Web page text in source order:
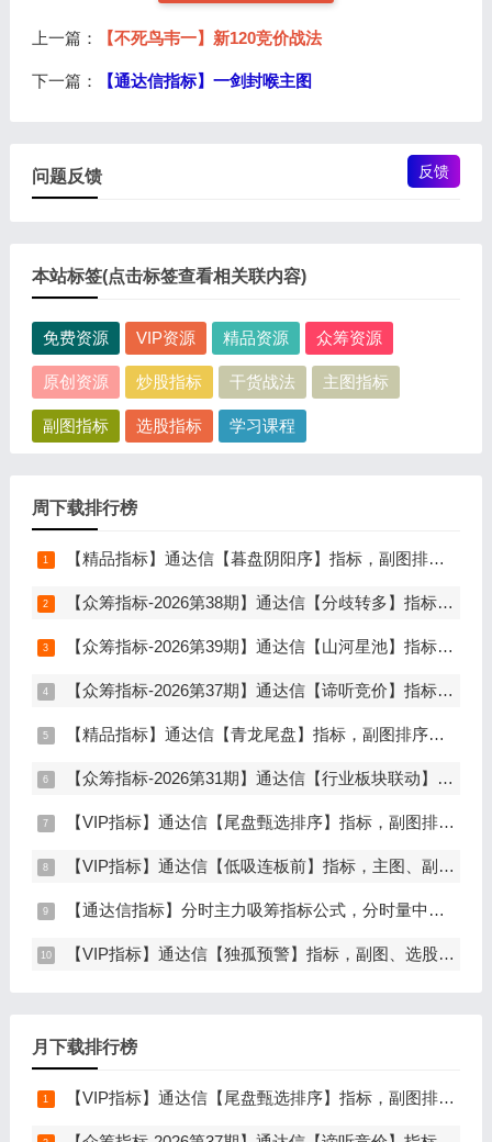
上一篇： 【不死鸟韦一】新120竞价战法
下一篇： 【通达信指标】一剑封喉主图
问题反馈 反馈
本站标签(点击标签查看相关联内容)
免费资源 VIP资源 精品资源 众筹资源
原创资源 炒股指标 干货战法 主图指标
副图指标 选股指标 学习课程
周下载排行榜
【精品指标】通达信【暮盘阴阳序】指标，副图排序，尾盘选股，电脑版量化辅助工具，尾盘排序，信号全天不变，仅限电脑通达信使用
【众筹指标-2026第38期】通达信【分歧转多】指标，主图、副图、选股，首板分歧低吸二波行情，信号少，胜率高，手机电脑通达信通用
【众筹指标-2026第39期】通达信【山河星池】指标，主图、副图、选股，中短线趋势拐点与量能异动突破，信号少而精，手机电脑通达信通用
【众筹指标-2026第37期】通达信【谛听竞价】指标，副图排序、选股，原价5980元的早盘竞价指标，可回测历史数据，信号全天不变，开放源码可永久使用，手机电脑通达信通用
【精品指标】通达信【青龙尾盘】指标，副图排序，分时主图，排序潜伏，次日套利，信号可回看，超短策略，仅限电脑通达信使用
【众筹指标-2026第31期】通达信【行业板块联动】指标，主图、选股，精准捕捉板块行情，分清龙头补涨规避回落，无未来函数，仅支持电脑通达信
【VIP指标】通达信【尾盘甄选排序】指标，副图排序，短线打造的尾盘战法，今买明卖超短战法，信号可回测，仅限电脑通达信使用
【VIP指标】通达信【低吸连板前】指标，主图、副图、选股，埋伏连板前的节点，信号不漂移，手机电脑通达信通用
【通达信指标】分时主力吸筹指标公式，分时量中显主力（分时副图）
【VIP指标】通达信【独孤预警】指标，副图、选股，码力金矿独创趋势企稳预警，无未来函数，手机电脑通达信通用
月下载排行榜
【VIP指标】通达信【尾盘甄选排序】指标，副图排序，短线打造的尾盘战法，今买明卖超短战法，信号可回测，仅限电脑通达信使用